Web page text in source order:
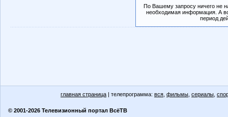
По Вашему запросу ничего не
необходимая информация. А
период
главная страница | телепрограмма: вся фильмы сериалы
© 2001-2026 Телевизионный портал ВсёТВ